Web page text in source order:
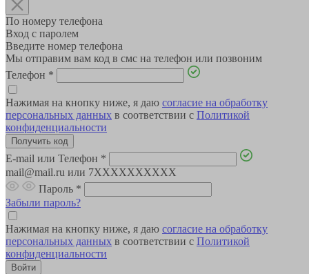
По номеру телефона
Вход с паролем
Введите номер телефона
Мы отправим вам код в смс на телефон или позвоним
Телефон *
Нажимая на кнопку ниже, я даю согласие на обработку
персональных данных в соответствии с Политикой
конфиденциальности
E-mail или Телефон *
mail@mail.ru или 7XXXXXXXXXX
Пароль *
Забыли пароль?
Нажимая на кнопку ниже, я даю согласие на обработку
персональных данных в соответствии с Политикой
конфиденциальности